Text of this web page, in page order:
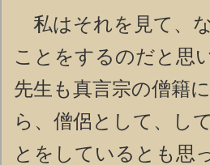
私はそれを見て、
ことをするのだと思
先生も真言宗の僧籍
ら、僧侶として、し
とをしているとも思